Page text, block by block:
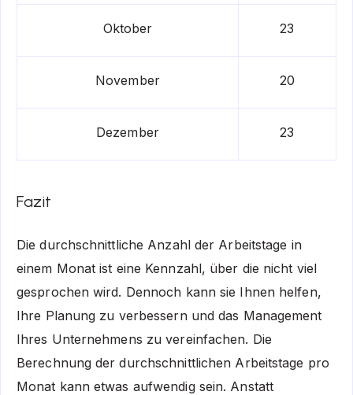
Oktober 23
November 20
Dezember 23
Fazit
Die durchschnittliche Anzahl der Arbeitstage in
einem Monat ist eine Kennzahl, über die nicht viel
gesprochen wird. Dennoch kann sie Ihnen helfen,
Ihre Planung zu verbessern und das Management
Ihres Unternehmens zu vereinfachen. Die
Berechnung der durchschnittlichen Arbeitstage pro
Monat kann etwas aufwendig sein. Anstatt